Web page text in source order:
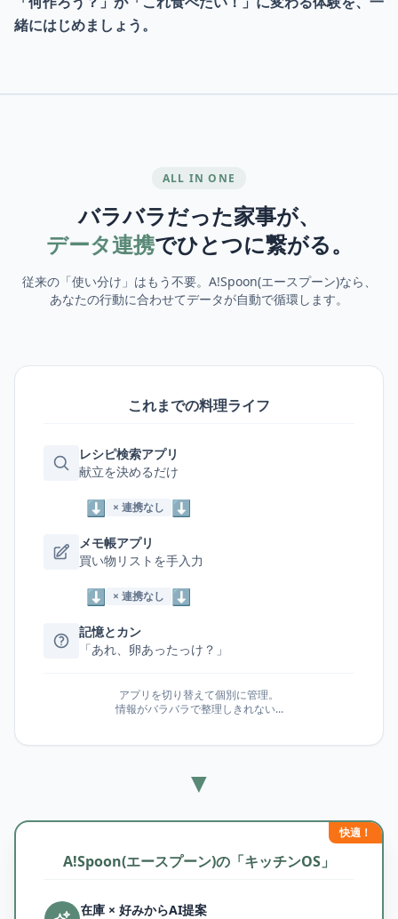
緒にはじめましょう。
ALL IN ONE
バラバラだった家事が、
データ連携でひとつに繋がる。
従来の「使い分け」はもう不要。A!Spoon(エースプーン)なら、
あなたの行動に合わせてデータが自動で循環します。
これまでの料理ライフ
レシピ検索アプリ
献立を決めるだけ
⬇︎ × 連携なし ⬇︎
メモ帳アプリ
買い物リストを手入力
⬇︎ × 連携なし ⬇︎
記憶とカン
「あれ、卵あったっけ？」
アプリを切り替えて個別に管理。
情報がバラバラで整理しきれない...
▼
快適！
A!Spoon(エースプーン)の「キッチンOS」
在庫 × 好みからAI提案